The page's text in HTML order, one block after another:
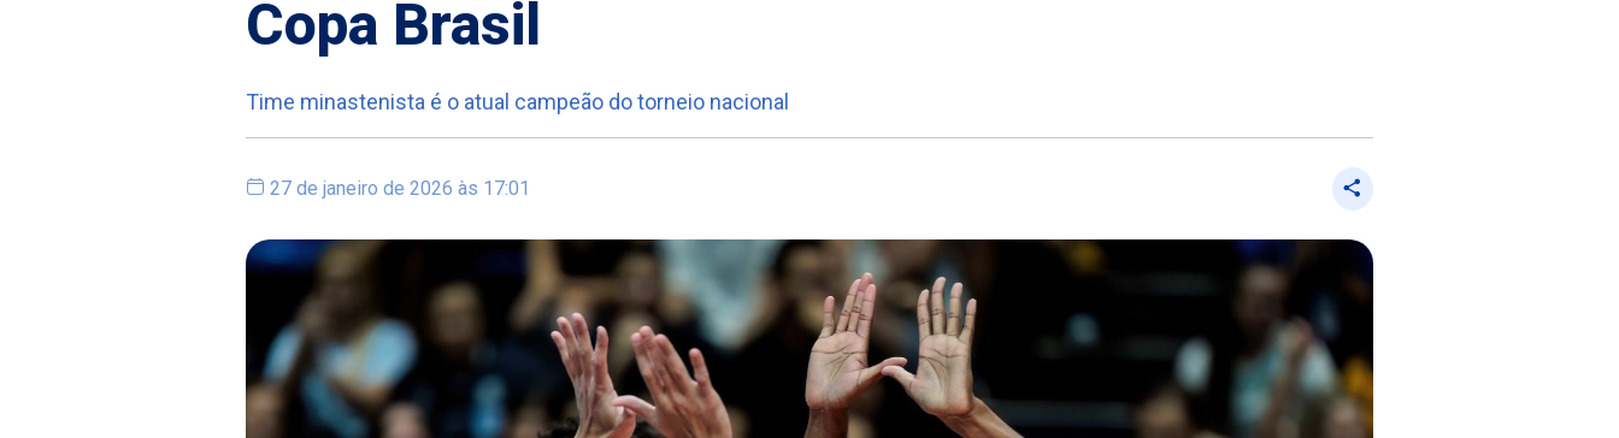
Copa Brasil
Time minastenista é o atual campeão do torneio nacional
27 de janeiro de 2026 às 17:01